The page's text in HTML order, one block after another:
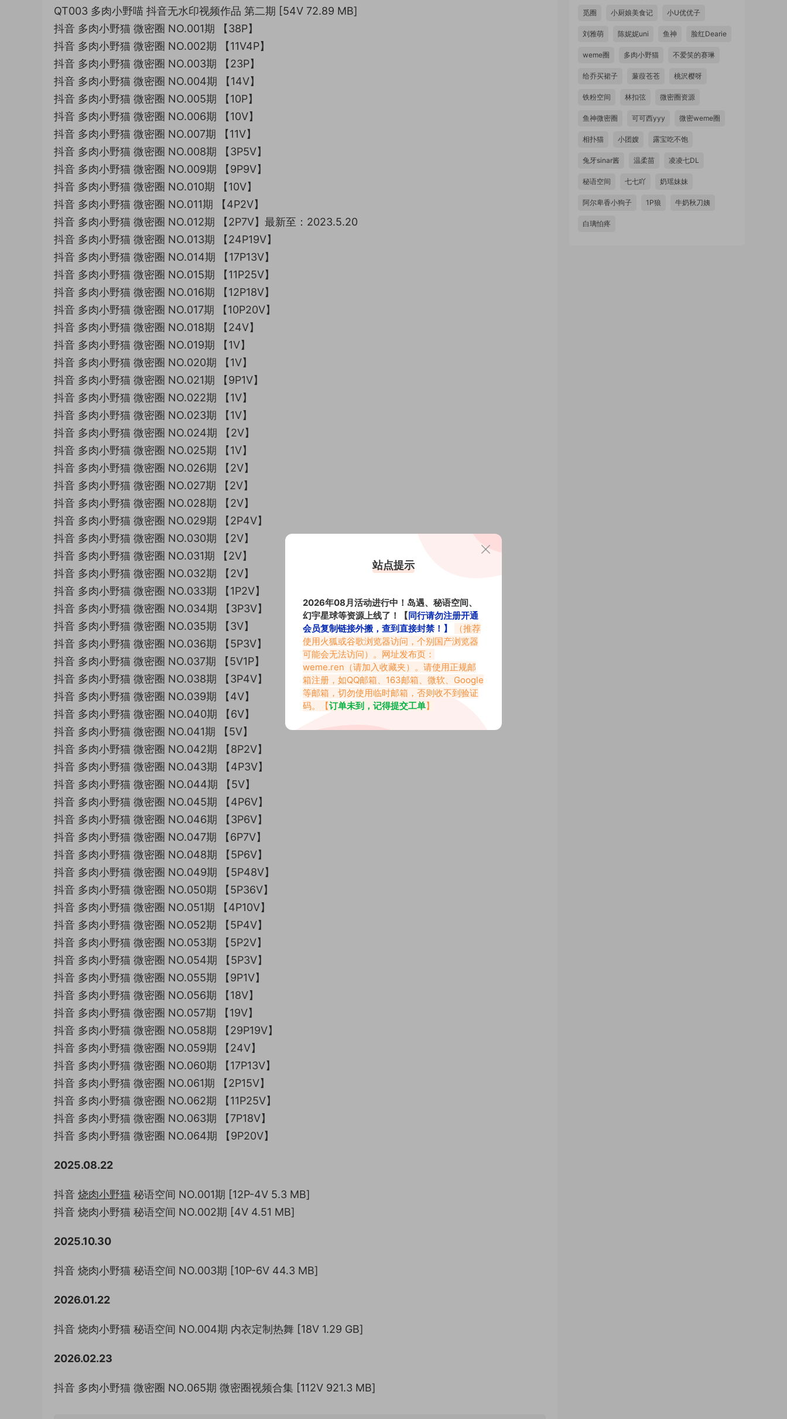
QT003 多肉小野喵 抖音无水印视频作品 第二期 [54V 72.89 MB]
抖音 多肉小野猫 微密圈 NO.001期 【38P】
抖音 多肉小野猫 微密圈 NO.002期 【11V4P】
抖音 多肉小野猫 微密圈 NO.003期 【23P】
抖音 多肉小野猫 微密圈 NO.004期 【14V】
抖音 多肉小野猫 微密圈 NO.005期 【10P】
抖音 多肉小野猫 微密圈 NO.006期 【10V】
抖音 多肉小野猫 微密圈 NO.007期 【11V】
抖音 多肉小野猫 微密圈 NO.008期 【3P5V】
抖音 多肉小野猫 微密圈 NO.009期 【9P9V】
抖音 多肉小野猫 微密圈 NO.010期 【10V】
抖音 多肉小野猫 微密圈 NO.011期 【4P2V】
抖音 多肉小野猫 微密圈 NO.012期 【2P7V】最新至：2023.5.20
抖音 多肉小野猫 微密圈 NO.013期 【24P19V】
抖音 多肉小野猫 微密圈 NO.014期 【17P13V】
抖音 多肉小野猫 微密圈 NO.015期 【11P25V】
抖音 多肉小野猫 微密圈 NO.016期 【12P18V】
抖音 多肉小野猫 微密圈 NO.017期 【10P20V】
抖音 多肉小野猫 微密圈 NO.018期 【24V】
抖音 多肉小野猫 微密圈 NO.019期 【1V】
抖音 多肉小野猫 微密圈 NO.020期 【1V】
抖音 多肉小野猫 微密圈 NO.021期 【9P1V】
抖音 多肉小野猫 微密圈 NO.022期 【1V】
抖音 多肉小野猫 微密圈 NO.023期 【1V】
抖音 多肉小野猫 微密圈 NO.024期 【2V】
抖音 多肉小野猫 微密圈 NO.025期 【1V】
抖音 多肉小野猫 微密圈 NO.026期 【2V】
抖音 多肉小野猫 微密圈 NO.027期 【2V】
抖音 多肉小野猫 微密圈 NO.028期 【2V】
抖音 多肉小野猫 微密圈 NO.029期 【2P4V】
抖音 多肉小野猫 微密圈 NO.030期 【2V】
抖音 多肉小野猫 微密圈 NO.031期 【2V】
抖音 多肉小野猫 微密圈 NO.032期 【2V】
抖音 多肉小野猫 微密圈 NO.033期 【1P2V】
抖音 多肉小野猫 微密圈 NO.034期 【3P3V】
抖音 多肉小野猫 微密圈 NO.035期 【3V】
抖音 多肉小野猫 微密圈 NO.036期 【5P3V】
抖音 多肉小野猫 微密圈 NO.037期 【5V1P】
抖音 多肉小野猫 微密圈 NO.038期 【3P4V】
抖音 多肉小野猫 微密圈 NO.039期 【4V】
抖音 多肉小野猫 微密圈 NO.040期 【6V】
抖音 多肉小野猫 微密圈 NO.041期 【5V】
抖音 多肉小野猫 微密圈 NO.042期 【8P2V】
抖音 多肉小野猫 微密圈 NO.043期 【4P3V】
抖音 多肉小野猫 微密圈 NO.044期 【5V】
抖音 多肉小野猫 微密圈 NO.045期 【4P6V】
抖音 多肉小野猫 微密圈 NO.046期 【3P6V】
抖音 多肉小野猫 微密圈 NO.047期 【6P7V】
抖音 多肉小野猫 微密圈 NO.048期 【5P6V】
抖音 多肉小野猫 微密圈 NO.049期 【5P48V】
抖音 多肉小野猫 微密圈 NO.050期 【5P36V】
抖音 多肉小野猫 微密圈 NO.051期 【4P10V】
抖音 多肉小野猫 微密圈 NO.052期 【5P4V】
抖音 多肉小野猫 微密圈 NO.053期 【5P2V】
抖音 多肉小野猫 微密圈 NO.054期 【5P3V】
抖音 多肉小野猫 微密圈 NO.055期 【9P1V】
抖音 多肉小野猫 微密圈 NO.056期 【18V】
抖音 多肉小野猫 微密圈 NO.057期 【19V】
抖音 多肉小野猫 微密圈 NO.058期 【29P19V】
抖音 多肉小野猫 微密圈 NO.059期 【24V】
抖音 多肉小野猫 微密圈 NO.060期 【17P13V】
抖音 多肉小野猫 微密圈 NO.061期 【2P15V】
抖音 多肉小野猫 微密圈 NO.062期 【11P25V】
抖音 多肉小野猫 微密圈 NO.063期 【7P18V】
抖音 多肉小野猫 微密圈 NO.064期 【9P20V】
2025.08.22
抖音 烧肉小野猫 秘语空间 NO.001期 [12P-4V 5.3 MB]
抖音 烧肉小野猫 秘语空间 NO.002期 [4V 4.51 MB]
2025.10.30
抖音 烧肉小野猫 秘语空间 NO.003期 [10P-6V 44.3 MB]
2026.01.22
抖音 烧肉小野猫 秘语空间 NO.004期 内衣定制热舞 [18V 1.29 GB]
2026.02.23
抖音 多肉小野猫 微密圈 NO.065期 微密圈视频合集 [112V 921.3 MB]
觅圈 小厨娘美食记 小U优优子
刘雅萌 陈妮妮uni 鱼神 脸红Dearie
weme圈 多肉小野猫 不爱笑的赛琳
给乔买裙子 蒹葭苍苍 桃沢樱呀
铁粉空间 林扣弦 微密圈资源
鱼神微密圈 可可西yyy 微密weme圈
相扑猫 小团嫂 露宝吃不饱
兔牙sinar酱 温柔苗 凌凌七DL
秘语空间 七七吖 奶瑶妹妹
阿尔卑香小狗子 1P狼 牛奶秋刀姨
白璃怕疼
站点提示
2026年08月活动进行中！岛遇、秘语空间、
幻宇星球等资源上线了！【同行请勿注册开通
会员复制链接外搬，查到直接封禁！】
（推荐
使用火狐或谷歌浏览器访问，个别国产浏览器
可能会无法访问）。网址发布页：
weme.ren （请加入收藏夹）。请使用正规邮
箱注册，如QQ邮箱、163邮箱、微软、Google
等邮箱，切勿使用临时邮箱，否则收不到验证
码。【订单未到，记得提交工单】